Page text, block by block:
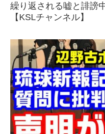
繰り返される嘘と誹謗
【KSLチャンネル】